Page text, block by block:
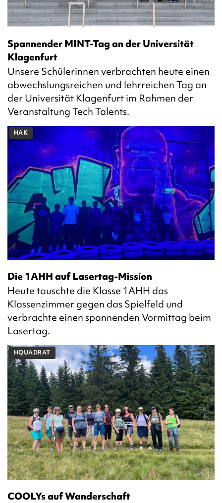
Spannender MINT-Tag an der Universität
Klagenfurt
Unsere Schülerinnen verbrachten heute einen
abwechslungsreichen und lehrreichen Tag an
der Universität Klagenfurt im Rahmen der
Veranstaltung Tech Talents.
HAK
Die 1AHH auf Lasertag-Mission
Heute tauschte die Klasse 1AHH das
Klassenzimmer gegen das Spielfeld und
verbrachte einen spannenden Vormittag beim
Lasertag.
HQUADRAT
COOLYs auf Wanderschaft